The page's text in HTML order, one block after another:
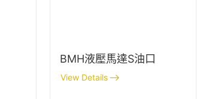
BMH液壓馬達S油口
View Details